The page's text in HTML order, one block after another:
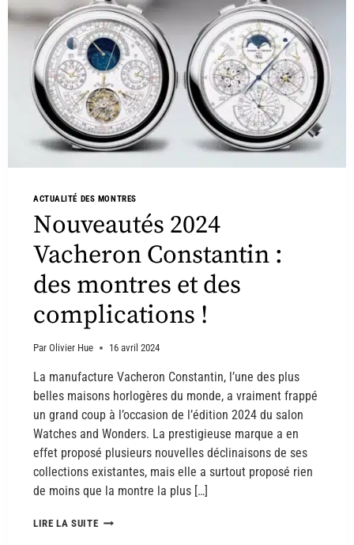
ACTUALITÉ DES MONTRES
Nouveautés 2024
Vacheron Constantin :
des montres et des
complications !
Par Olivier Hue 16 avril 2024
La manufacture Vacheron Constantin, l’une des plus
belles maisons horlogères du monde, a vraiment frappé
un grand coup à l’occasion de l’édition 2024 du salon
Watches and Wonders. La prestigieuse marque a en
effet proposé plusieurs nouvelles déclinaisons de ses
collections existantes, mais elle a surtout proposé rien
de moins que la montre la plus […]
LIRE LA SUITE